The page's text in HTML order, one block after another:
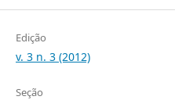
Edição
v. 3 n. 3 (2012)
Seção